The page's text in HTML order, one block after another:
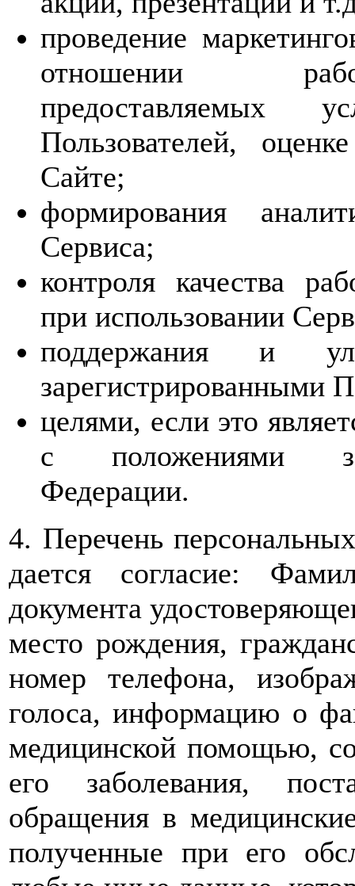
проведение
отношении
предоставляемых
Пользователей,
Сайте;
формирования
Сервиса;
контроля качества
при использовании
поддержания и
зарегистрированными
целями, если это
с положениями
Федерации.
4. Перечень
дается согласие:
документа
место рождения,
номер телефона,
голоса, информацию о
медицинской помощью,
его заболевания,
обращения в
полученные при его